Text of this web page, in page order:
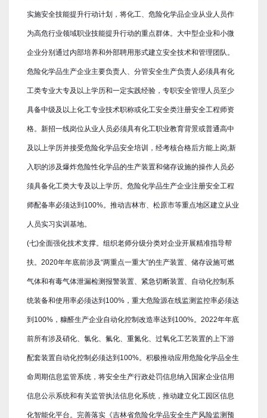
实施安全技能提升行动计划，将化工、危险化学品企业从业人员作
为高危行业领域职业技能提升行动的重点群体。大中型企业和小微
企业分别通过内部培养和外部聘用形式建立安全技术和管理团队。
危险化学品生产企业主要负责人、分管安全生产负责人必须具有化
工类专业大专及以上学历和一定实践经验，专职安全管理人员至少
具备中级及以上化工专业技术职称或化工安全类注册安全工程师资
格。新招一线岗位从业人员必须具有化工职业教育背景或普通高中
及以上学历并接受危险化学品安全培训，经考核合格后方能上岗;新
入职的涉及爆炸危险性化学品的生产装置和储存设施的操作人员必
须具备化工类大专及以上学历。危险化学品生产企业注册安全工程
师配备率必须达到100%。推动吉林市、松原市等重点地区建立从业
人员实习实训基地。
(七)全面强化技术支撑。组织老师分级分类对企业开展精准指导帮
扶。2020年年底前涉及“两重点一重大”的生产装置、储存设施可燃
气体和有毒气体泄漏检测报警装置、紧急切断装置、自动化控制系
统装备和使用率必须达到100%，重大危险源在线监测监控率必须达
到100%，糠醛生产企业自动化控制改造率达到100%。2022年年底
前所有涉及硝化、氯化、氟化、重氮化、过氧化工艺装置的上下游
配套装置自动化控制必须达到100%。积极推动应用危险化学品全生
命周期信息监管系统，将安全生产行政处罚信息纳入国家企业信用
信息公示系统和有关监管执法信息化系统，推动建立化工园区信息
化智能化平台。完善落实《吉林省危险化学品安全生产风险监测预